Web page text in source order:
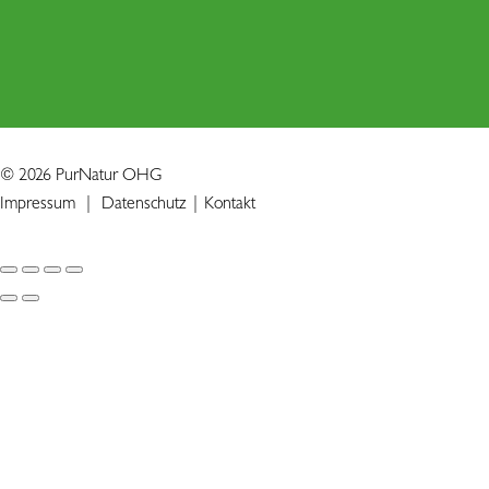
© 2026 PurNatur OHG
Impressum | Datenschutz | Kontakt